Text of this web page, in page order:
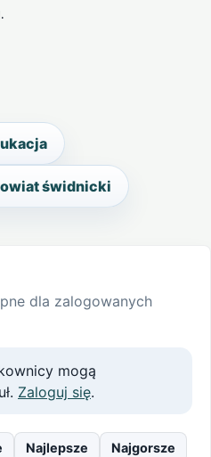
świdnicki
dla zalogowanych
mogą
Zaloguj się.
Najlepsze Najgorsze